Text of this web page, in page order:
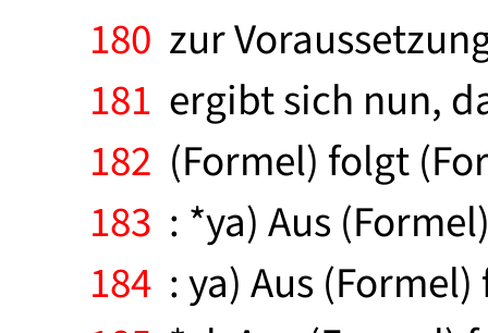
180 zur
181 ergibt sich nun,
182 (Formel) folgt
183 : *ya) Aus
184 : ya) Aus